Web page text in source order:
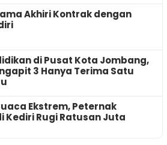
Akhiri Kontrak dengan
di Pusat Kota Jombang,
3 Hanya Terima Satu
Ekstrem, Peternak
Kediri Rugi Ratusan Juta